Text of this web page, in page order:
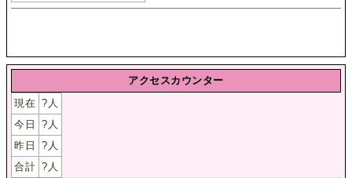
アクセスカウンター
現在 ? 人
今日
? 人
昨日
? 人
合計 ? 人